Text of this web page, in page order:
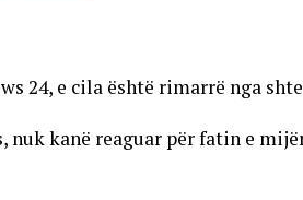
24, e cila është rimarrë nga
nuk kanë reaguar për fatin e